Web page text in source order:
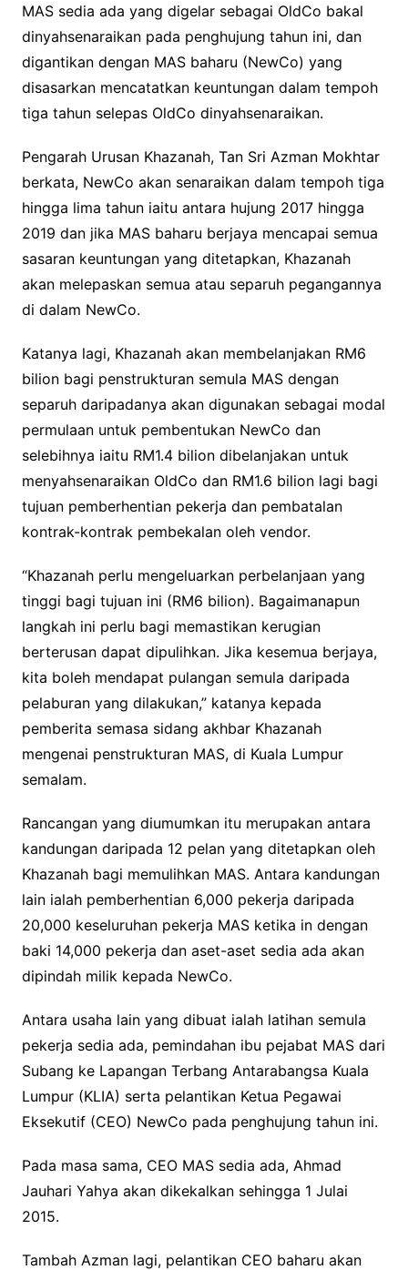
MAS sedia ada yang digelar sebagai OldCo bakal
dinyahsenaraikan pada penghujung tahun ini, dan
digantikan dengan MAS baharu (NewCo) yang
disasarkan mencatatkan keuntungan dalam tempoh
tiga tahun selepas OldCo dinyahsenaraikan.
Pengarah Urusan Khazanah, Tan Sri Azman Mokhtar
berkata, NewCo akan senaraikan dalam tempoh tiga
hingga lima tahun iaitu antara hujung 2017 hingga
2019 dan jika MAS baharu berjaya mencapai semua
sasaran keuntungan yang ditetapkan, Khazanah
akan melepaskan semua atau separuh pegangannya
di dalam NewCo.
Katanya lagi, Khazanah akan membelanjakan RM6
bilion bagi penstrukturan semula MAS dengan
separuh daripadanya akan digunakan sebagai modal
permulaan untuk pembentukan NewCo dan
selebihnya iaitu RM1.4 bilion dibelanjakan untuk
menyahsenaraikan OldCo dan RM1.6 bilion lagi bagi
tujuan pemberhentian pekerja dan pembatalan
kontrak-kontrak pembekalan oleh vendor.
“Khazanah perlu mengeluarkan perbelanjaan yang
tinggi bagi tujuan ini (RM6 bilion). Bagaimanapun
langkah ini perlu bagi memastikan kerugian
berterusan dapat dipulihkan. Jika kesemua berjaya,
kita boleh mendapat pulangan semula daripada
pelaburan yang dilakukan,” katanya kepada
pemberita semasa sidang akhbar Khazanah
mengenai penstrukturan MAS, di Kuala Lumpur
semalam.
Rancangan yang diumumkan itu merupakan antara
kandungan daripada 12 pelan yang ditetapkan oleh
Khazanah bagi memulihkan MAS. Antara kandungan
lain ialah pemberhentian 6,000 pekerja daripada
20,000 keseluruhan pekerja MAS ketika in dengan
baki 14,000 pekerja dan aset-aset sedia ada akan
dipindah milik kepada NewCo.
Antara usaha lain yang dibuat ialah latihan semula
pekerja sedia ada, pemindahan ibu pejabat MAS dari
Subang ke Lapangan Terbang Antarabangsa Kuala
Lumpur (KLIA) serta pelantikan Ketua Pegawai
Eksekutif (CEO) NewCo pada penghujung tahun ini.
Pada masa sama, CEO MAS sedia ada, Ahmad
Jauhari Yahya akan dikekalkan sehingga 1 Julai
2015.
Tambah Azman lagi, pelantikan CEO baharu akan